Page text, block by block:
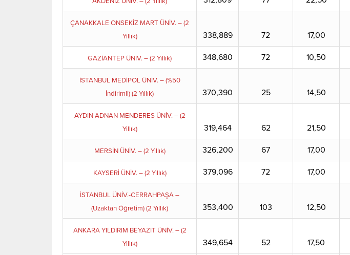
ÇANAKKALE ONSEKİZ MART ÜNİV. – (2
Yıllık)
338,889 72 17,00
GAZİANTEP ÜNİV. – (2 Yıllık) 348,680 72 10,50
İSTANBUL MEDİPOL ÜNİV. – (%50
İndirimli) (2 Yıllık)
370,390 25 14,50
AYDIN ADNAN MENDERES ÜNİV. – (2
Yıllık)
319,464 62 21,50
MERSİN ÜNİV. – (2 Yıllık) 326,200 67 17,00
KAYSERİ ÜNİV. – (2 Yıllık) 379,096 72 17,00
İSTANBUL ÜNİV.-CERRAHPAŞA –
(Uzaktan Öğretim) (2 Yıllık)
353,400 103 12,50
ANKARA YILDIRIM BEYAZIT ÜNİV. – (2
Yıllık)
349,654 52 17,50